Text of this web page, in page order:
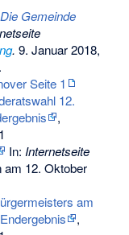
Die Gemeinde
. 9. Januar 2018,
.
Seite 1
12.
,
In: Internetseite
am 12. Oktober
am
,